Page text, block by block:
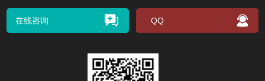
在线咨询 QQ